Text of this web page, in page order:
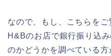
なので、もし、こちらを
H&Bのお店で銀行振り込
のかどうかを調べている